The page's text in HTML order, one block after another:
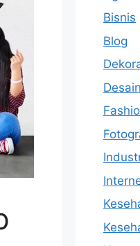
Bisnis
Blog
Desain